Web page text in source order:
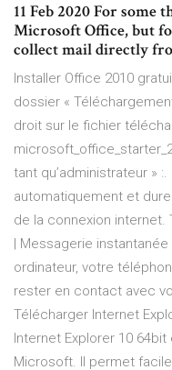
11 Feb 2020 For
Microsoft Office, but
collect mail directly
Installer Office 2010
dossier «
droit sur le fichier
tant qu’administrateur »
automatiquement et
de la connexion internet.
| Messagerie
ordinateur, votre
rester en contact avec
Télécharger Internet
Internet Explorer 10
Microsoft. Il permet